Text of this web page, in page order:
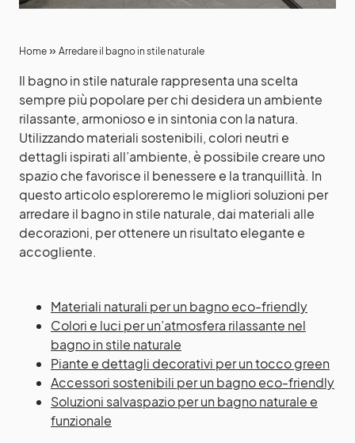
Home » Arredare il bagno in stile naturale
Il bagno in stile naturale rappresenta una scelta
sempre più popolare per chi desidera un ambiente
rilassante, armonioso e in sintonia con la natura.
Utilizzando materiali sostenibili, colori neutri e
dettagli ispirati all’ambiente, è possibile creare uno
spazio che favorisce il benessere e la tranquillità. In
questo articolo esploreremo le migliori soluzioni per
arredare il bagno in stile naturale, dai materiali alle
decorazioni, per ottenere un risultato elegante e
accogliente.
Materiali naturali per un bagno eco-friendly
Colori e luci per un’atmosfera rilassante nel
bagno in stile naturale
Piante e dettagli decorativi per un tocco green
Accessori sostenibili per un bagno eco-friendly
Soluzioni salvaspazio per un bagno naturale e
funzionale